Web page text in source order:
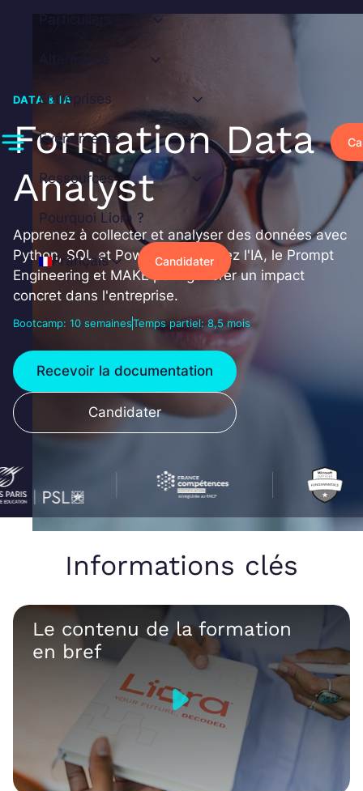
Particuliers
Alternance
Entreprises
Événements
Ressources
Pourquoi Liora ?
Français Candidater
DATA & IA
Formation Data
Analyst
Apprenez à collecter et analyser des données avec
Python, SQL et Power BI. Maîtrisez l'IA, le Prompt
Engineering et MAKE pour générer un impact
concret dans l'entreprise.
Bootcamp: 10 semainesTemps partiel: 8,5 mois
Recevoir la documentation
Candidater
Informations clés
Le contenu de la formation
en bref